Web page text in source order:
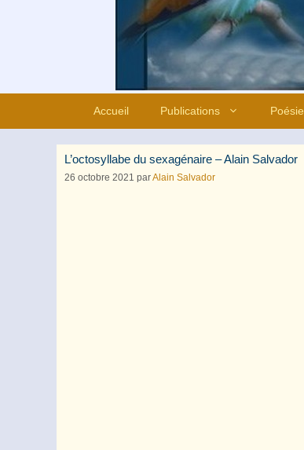
Accueil Publications Poésie
L’octosyllabe du sexagénaire – Alain Salvador
26 octobre 2021 parAlain Salvador